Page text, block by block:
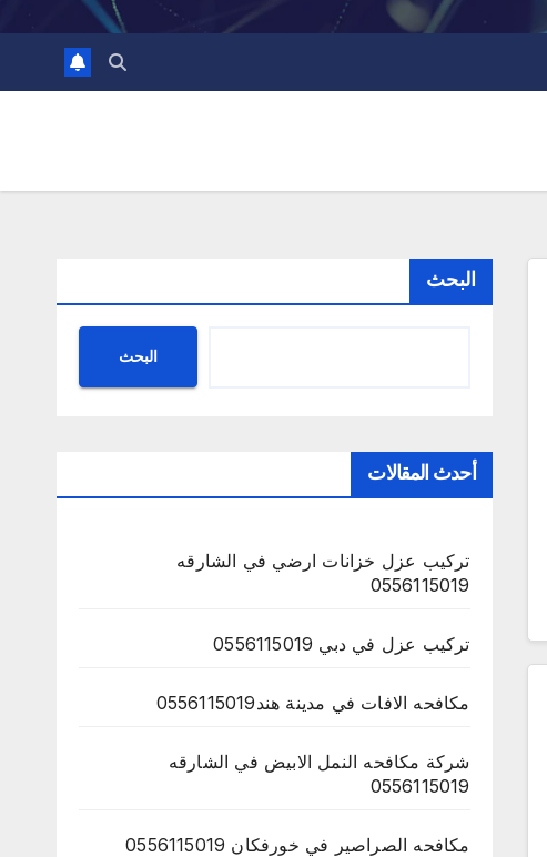
البحث
البحث
أحدث المقالات
تركيب عزل خزانات ارضي في الشارقه
0556115019
تركيب عزل في دبي 0556115019
مكافحه الافات في مدينة هند0556115019
شركة مكافحه النمل الابيض في الشارقه
0556115019
مكافحه الصراصير في خورفكان 0556115019